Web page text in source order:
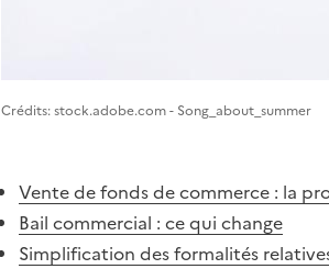
Image 1
Crédits: stock.adobe.com - Song_about_summer
Vente de fonds de commerce : la
Bail commercial : ce qui change
Simplification des formalités